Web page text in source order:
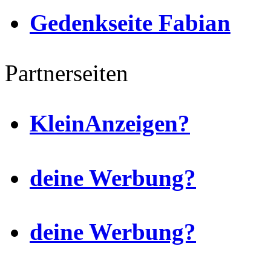
Gedenkseite Fabian
Partnerseiten
KleinAnzeigen?
deine Werbung?
deine Werbung?